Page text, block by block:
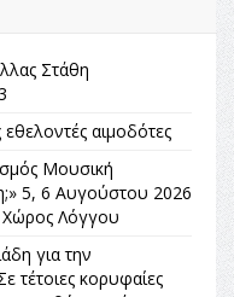
Στάθη
αιμοδότες
Μουσική
5, 6 Αυγούστου 2026
Χώρος Λόγγου
για την
τέτοιες κορυφαίες